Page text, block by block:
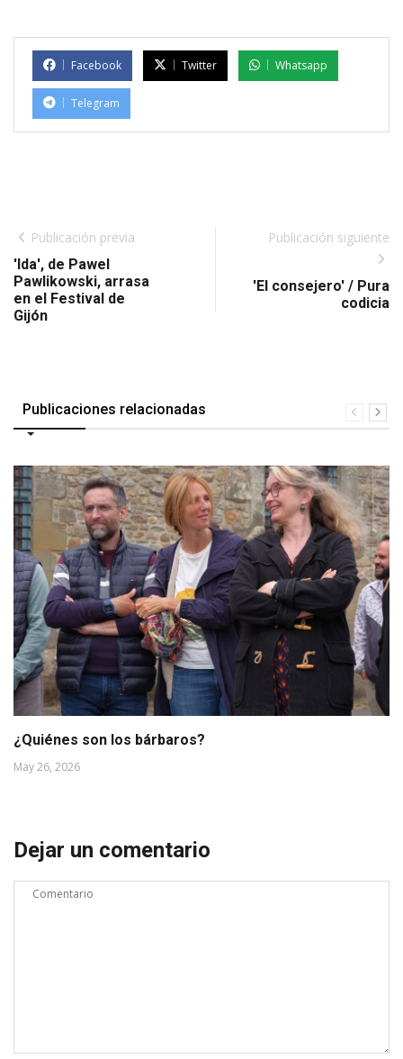
Facebook Twitter Whatsapp
Telegram
Publicación previa
'Ida', de Pawel
Pawlikowski, arrasa
en el Festival de
Gijón
Publicación siguiente
'El consejero' / Pura
codicia
Publicaciones relacionadas
¿Quiénes son los bárbaros?
May 26, 2026
Dejar un comentario